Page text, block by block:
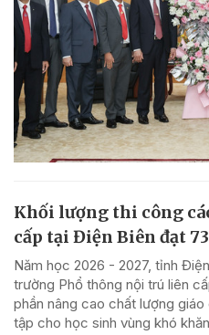
Khối lượng thi công
cấp tại Điện Biên đạt
Năm học 2026 - 2027, tỉnh
trường Phổ thông nội trú liên
phần nâng cao chất lượng
tập cho học sinh vùng khó